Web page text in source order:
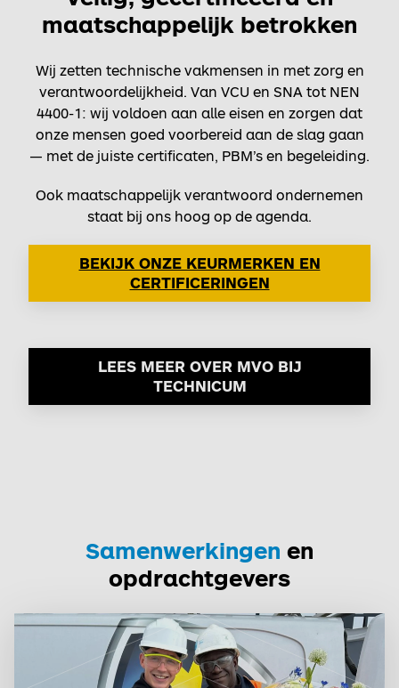
maatschappelijk betrokken
Wij zetten technische vakmensen in met zorg en
verantwoordelijkheid. Van VCU en SNA tot NEN
4400-1: wij voldoen aan alle eisen en zorgen dat
onze mensen goed voorbereid aan de slag gaan
— met de juiste certificaten, PBM’s en begeleiding.
Ook maatschappelijk verantwoord ondernemen
staat bij ons hoog op de agenda.
BEKIJK ONZE KEURMERKEN EN
CERTIFICERINGEN
LEES MEER OVER MVO BIJ
TECHNICUM
Samenwerkingen en
opdrachtgevers